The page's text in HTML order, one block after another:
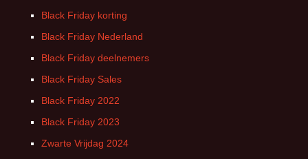
Black Friday korting
Black Friday Nederland
Black Friday deelnemers
Black Friday Sales
Black Friday 2022
Black Friday 2023
Zwarte Vrijdag 2024